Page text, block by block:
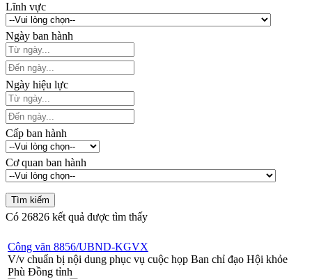
Lĩnh vực
Ngày ban hành
Ngày hiệu lực
Cấp ban hành
Cơ quan ban hành
Có 26826 kết quả được tìm thấy
Công văn 8856/UBND-KGVX
V/v chuẩn bị nội dung phục vụ cuộc họp Ban chỉ đạo Hội khỏe
Phù Đồng tỉnh